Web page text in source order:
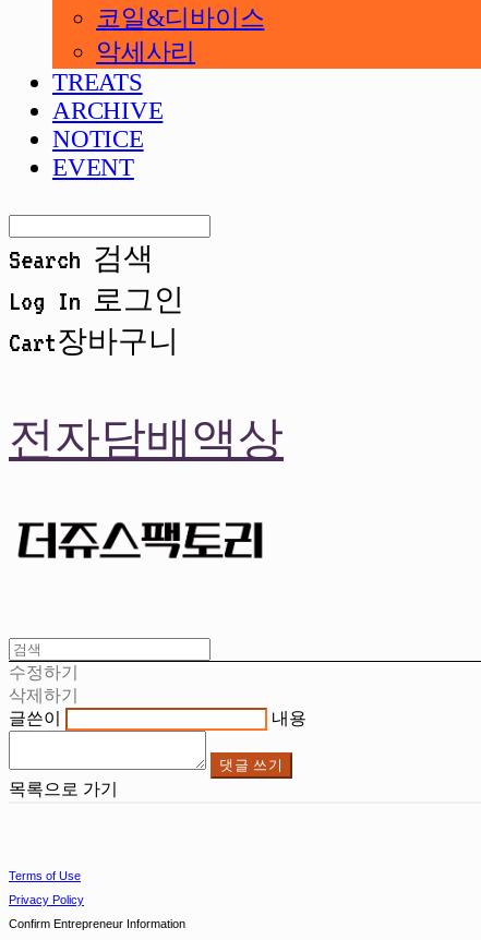
코일&디바이스
악세사리
TREATS
ARCHIVE
NOTICE
EVENT
Search 검색
Log In 로그인
Cart장바구니
전자담배액상
수정하기
삭제하기
글쓴이
내용
댓글 쓰기
목록으로 가기
Terms of Use
Privacy Policy
Confirm Entrepreneur Information